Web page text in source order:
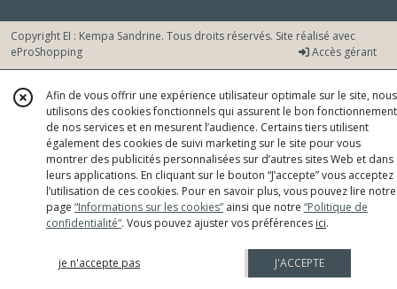
Copyright EI : Kempa Sandrine. Tous droits réservés. Site réalisé avec
eProShopping
Accès gérant
Afin de vous offrir une expérience utilisateur optimale sur le site, nous
utilisons des cookies fonctionnels qui assurent le bon fonctionnement
de nos services et en mesurent l’audience. Certains tiers utilisent
également des cookies de suivi marketing sur le site pour vous
montrer des publicités personnalisées sur d’autres sites Web et dans
leurs applications. En cliquant sur le bouton “J’accepte” vous acceptez
l’utilisation de ces cookies. Pour en savoir plus, vous pouvez lire notre
page “Informations sur les cookies” ainsi que notre “Politique de
confidentialité“. Vous pouvez ajuster vos préférences ici.
je n'accepte pas J'ACCEPTE